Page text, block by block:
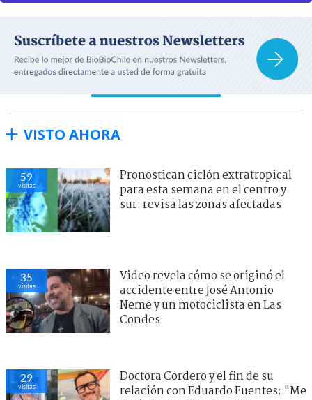
VISTO AHORA
59
visitas
Pronostican ciclón extratropical
para esta semana en el centro y
sur: revisa las zonas afectadas
35
visitas
Video revela cómo se originó el
accidente entre José Antonio
Neme y un motociclista en Las
Condes
29
visitas
Doctora Cordero y el fin de su
relación con Eduardo Fuentes: "Me